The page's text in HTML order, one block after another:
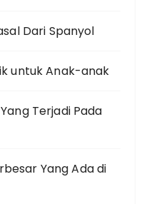
Dari Spanyol
untuk Anak-anak
Terjadi Pada
Yang Ada di